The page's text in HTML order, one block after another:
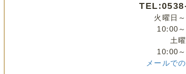
火曜日
10:00
土
10:00
メールで